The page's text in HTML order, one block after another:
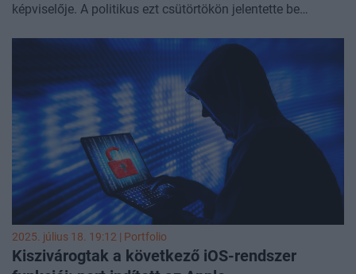
képviselője. A politikus ezt csütörtökön jelentette be
2025. július 18. 19:12 | Portfolio
Kiszivárogtak a következő iOS-rendszer